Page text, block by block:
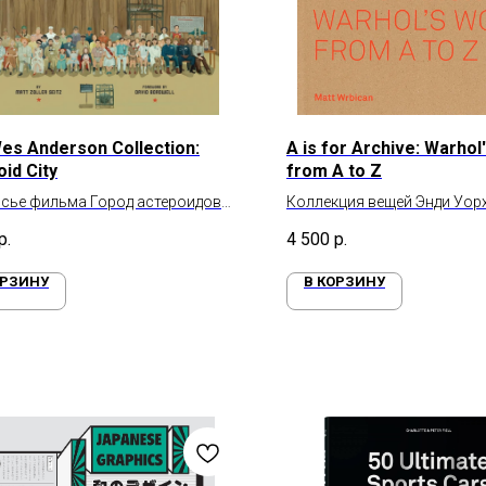
Anderson Collection:
City
фильма Город астероидов
A is for Archive:
from A to Z
Коллекция вещей Энди
4 500 р.
В КОРЗИНУ